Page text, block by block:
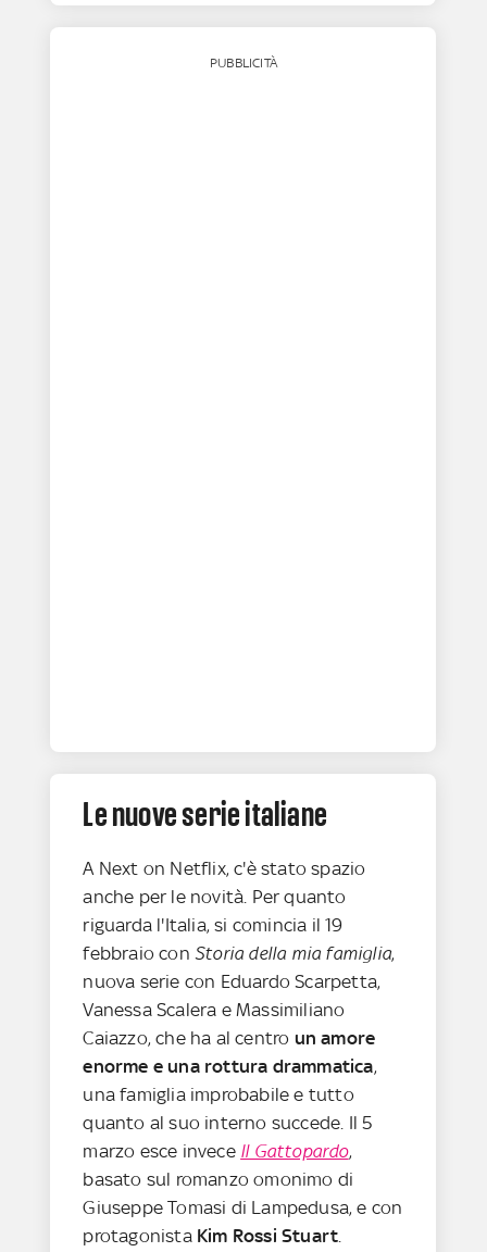
PUBBLICITÀ
Le nuove serie italiane
A Next on Netflix, c'è stato spazio
anche per le novità. Per quanto
riguarda l'Italia, si comincia il 19
febbraio conStoria della mia famiglia,
nuova serie con Eduardo Scarpetta,
Vanessa Scalera e Massimiliano
Caiazzo, che ha al centro un amore
enorme e una rottura drammatica,
una famiglia improbabile e tutto
quanto al suo interno succede. Il 5
marzo esce invece Il Gattopardo,
basato sul romanzo omonimo di
Giuseppe Tomasi di Lampedusa, e con
protagonista Kim Rossi Stuart.